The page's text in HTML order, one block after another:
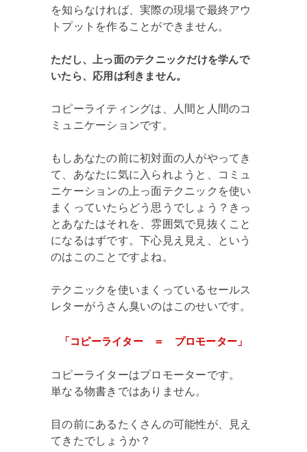
を知らなければ、実際の現場で最終アウ
トプットを作ることができません。
ただし、上っ面のテクニックだけを学んで
いたら、応用は利きません。
コピーライティングは、人間と人間のコ
ミュニケーションです。
もしあなたの前に初対面の人がやってき
て、あなたに気に入られようと、コミュ
ニケーションの上っ面テクニックを使い
まくっていたらどう思うでしょう？きっ
とあなたはそれを、雰囲気で見抜くこと
になるはずです。下心見え見え、という
のはこのことですよね。
テクニックを使いまくっているセールス
レターがうさん臭いのはこのせいです。
「コピーライター ＝ プロモーター」
コピーライターはプロモーターです。
単なる物書きではありません。
目の前にあるたくさんの可能性が、見え
てきたでしょうか？